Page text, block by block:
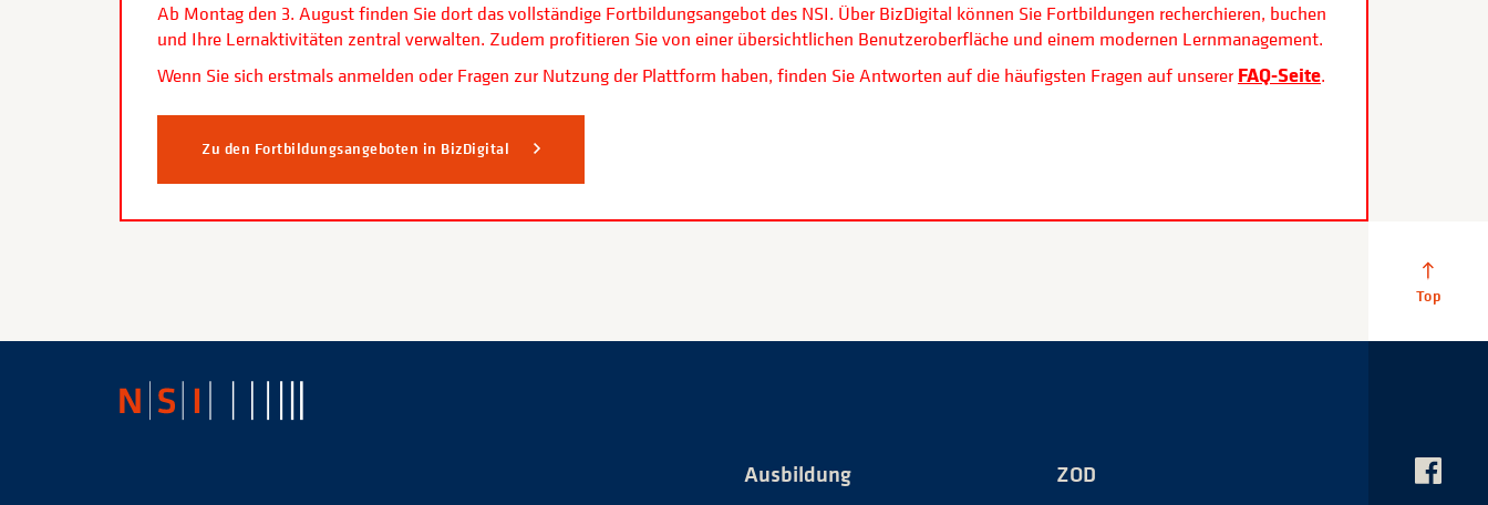
Ab Montag den 3. August finden Sie dort das vollständige Fortbildungsangebot des NSI. Über BizDigital können Sie Fortbildungen recherchieren, buchen
und Ihre Lernaktivitäten zentral verwalten. Zudem profitieren Sie von einer übersichtlichen Benutzeroberfläche und einem modernen Lernmanagement.
Wenn Sie sich erstmals anmelden oder Fragen zur Nutzung der Plattform haben, finden Sie Antworten auf die häufigsten Fragen auf unserer FAQ-Seite.
Zu den Fortbildungsangeboten in BizDigital
Ausbildung ZOD
Das